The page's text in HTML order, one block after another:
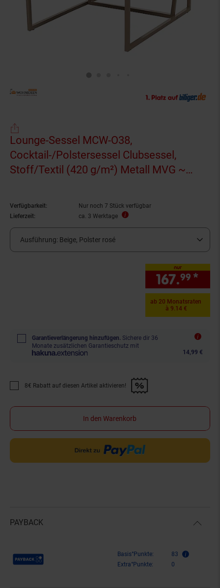
Lounge-Sessel MCW-O38,
Cocktail-/Polstersessel Clubsessel,
Stoff/Textil (420 g/m²) Metall MVG ~
Verfügbarkeit:
Nur noch 7 Stück verfügbar
Lieferzeit:
ca. 3 Werktage
Ausführung: Beige, Polster rosé
nur
167.99 *
ab 20 Monatsraten
à 9.14 €
Garantieverlängerung hinzufügen. Sichere dir 36
Monate zusätzlichen Garantieschutz mit
14,99 €
Promotion "8€ Rabatt auf diesen Artikel aktivieren!" anwenden
8€ Rabatt auf diesen Artikel aktivieren!
In den Warenkorb
PAYBACK
Payback Punkte Basis°Punkte:
83
Extra°Punkte:
0